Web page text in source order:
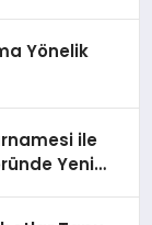
Yönelik
ile
Yeni